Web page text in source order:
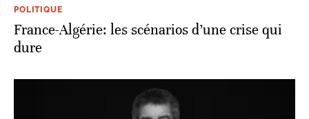
POLITIQUE
France-Algérie: les scénarios d’une crise qui
dure